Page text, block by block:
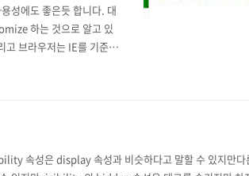
성에도 좋은듯 합니다. 대
하는 것으로 알고 있
고 브라우저는 IE를 기준으
속성은 display 속성과 비슷하다고 말할 수 있지만다